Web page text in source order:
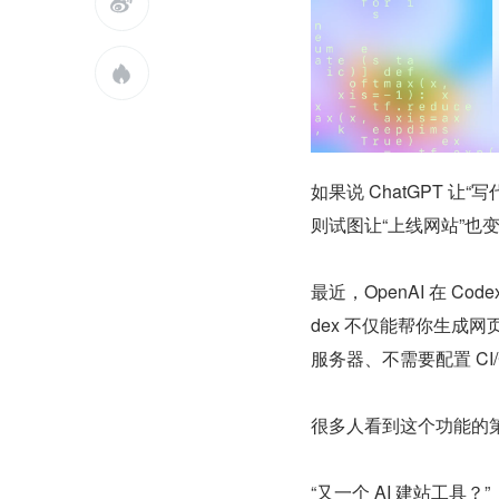

如果说 ChatGPT 让“
则试图让“上线网站”也
最近，OpenAI 在
dex 不仅能帮你生成网
服务器、不需要配置
很多人看到这个功能的
“又一个 AI 建站工具？”